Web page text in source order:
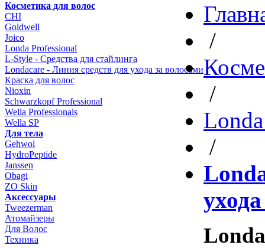
Косметика для волос
CHI
Goldwell
Joico
Londa Professional
L-Style - Средства для стайлинга
Londacare - Линия средств для ухода за волосами
Краска для волос
Nioxin
Schwarzkopf Professional
Wella Professionals
Wella SP
Для тела
Gehwol
HydroPeptide
Janssen
Obagi
ZO Skin
Aксессуары
Tweezerman
Атомайзеры
Для Волос
Техника
/
/
/